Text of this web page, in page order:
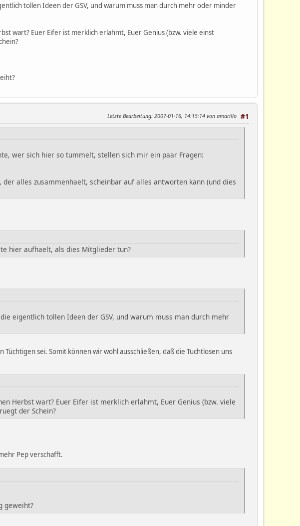
tollen Ideen der GSV, und warum muss man durch mehr oder minder
wart? Euer Eifer ist merklich erlahmt, Euer Genius (bzw. viele einst
#1
Letzte Bearbeitung: 2007-01-16, 14:15:14 von amarillo
wer sich hier so tummelt, stellen sich mir ein paar Fragen:
alles zusammenhaelt, scheinbar auf alles antworten kann (und dies
hier aufhaelt, als dies Mitglieder tun?
eigentlich tollen Ideen der GSV, und warum muss man durch mehr
sei. Somit können wir wohl ausschließen, daß die Tuchtlosen uns
Herbst wart? Euer Eifer ist merklich erlahmt, Euer Genius (bzw. viele
der Schein?
Pep verschafft.
geweiht?